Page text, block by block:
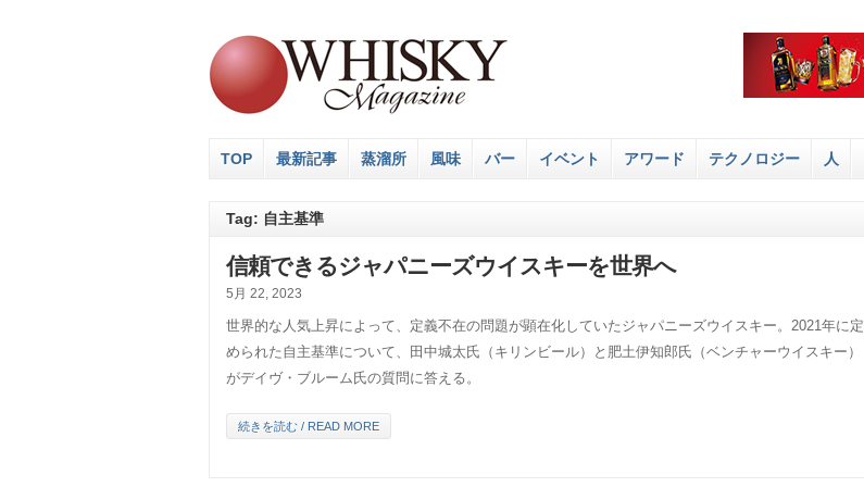
TOP 最新記事 蒸溜所 風味 バー イベント アワード テクノロジー 人
Tag: 自主基準
信頼できるジャパニーズウイスキーを世界へ
5月 22, 2023
世界的な人気上昇によって、定義不在の問題が顕在化していたジャパニーズウイスキー。2021年に定
められた自主基準について、田中城太氏（キリンビール）と肥土伊知郎氏（ベンチャーウイスキー）
がデイヴ・ブルーム氏の質問に答える。
続きを読む / READ MORE